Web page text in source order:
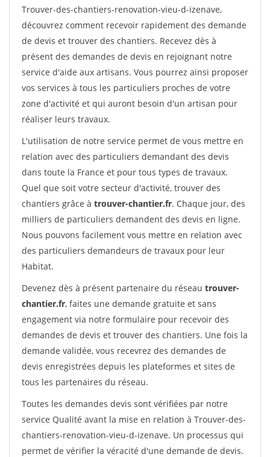
Trouver-des-chantiers-renovation-vieu-d-izenave,
découvrez comment recevoir rapidement des demande
de devis et trouver des chantiers. Recevez dès à
présent des demandes de devis en rejoignant notre
service d'aide aux artisans. Vous pourrez ainsi proposer
vos services à tous les particuliers proches de votre
zone d'activité et qui auront besoin d'un artisan pour
réaliser leurs travaux.
L'utilisation de notre service permet de vous mettre en
relation avec des particuliers demandant des devis
dans toute la France et pour tous types de travaux.
Quel que soit votre secteur d'activité, trouver des
chantiers grâce à trouver-chantier.fr. Chaque jour, des
milliers de particuliers demandent des devis en ligne.
Nous pouvons facilement vous mettre en relation avec
des particuliers demandeurs de travaux pour leur
Habitat.
Devenez dès à présent partenaire du réseau trouver-
chantier.fr, faites une demande gratuite et sans
engagement via notre formulaire pour recevoir des
demandes de devis et trouver des chantiers. Une fois la
demande validée, vous recevrez des demandes de
devis enregistrées depuis les plateformes et sites de
tous les partenaires du réseau.
Toutes les demandes devis sont vérifiées par notre
service Qualité avant la mise en relation à Trouver-des-
chantiers-renovation-vieu-d-izenave. Un processus qui
permet de vérifier la véracité d'une demande de devis.